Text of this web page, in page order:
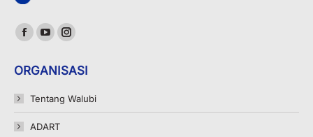
Find us on:
Facebook
opens
in
new
window
YouTube
opens
in
new
window
Instagram
opens
in
new
ORGANISASI
Tentang Walubi
ADART